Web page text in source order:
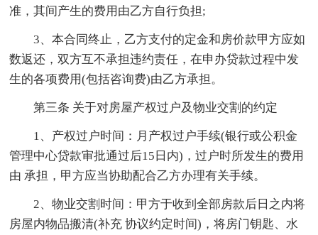
准，其间产生的费用由乙方自行负担;
3、本合同终止，乙方支付的定金和房价款甲方应如
数返还，双方互不承担违约责任，在申办贷款过程中发
生的各项费用(包括咨询费)由乙方承担。
第三条 关于对房屋产权过户及物业交割的约定
1、产权过户时间：月产权过户手续(银行或公积金
管理中心贷款审批通过后15日内)，过户时所发生的费用
由 承担，甲方应当协助配合乙方办理有关手续。
2、物业交割时间：甲方于收到全部房款后日之内将
房屋内物品搬清(补充 协议约定时间)，将房门钥匙、水